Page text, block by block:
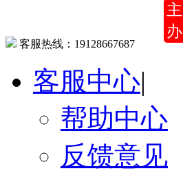
客服热线： 19128667687
客服中心|
帮助中心
反馈意见
主
办